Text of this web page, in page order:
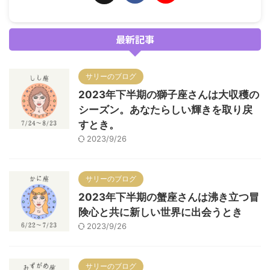
最新記事
サリーのブログ
2023年下半期の獅子座さんは大収穫の
シーズン。あなたらしい輝きを取り戻
すとき。
2023/9/26
サリーのブログ
2023年下半期の蟹座さんは沸き立つ冒
険心と共に新しい世界に出会うとき
2023/9/26
サリーのブログ